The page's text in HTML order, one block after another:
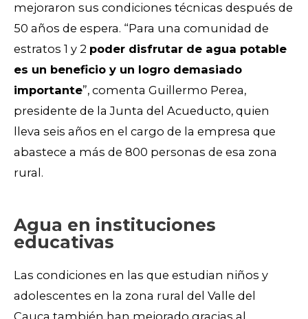
mejoraron sus condiciones técnicas después de
50 años de espera. “Para una comunidad de
estratos 1 y 2 poder disfrutar de agua potable
es un beneficio y un logro demasiado
importante”, comenta Guillermo Perea,
presidente de la Junta del Acueducto, quien
lleva seis años en el cargo de la empresa que
abastece a más de 800 personas de esa zona
rural.
Agua en instituciones
educativas
Las condiciones en las que estudian niños y
adolescentes en la zona rural del Valle del